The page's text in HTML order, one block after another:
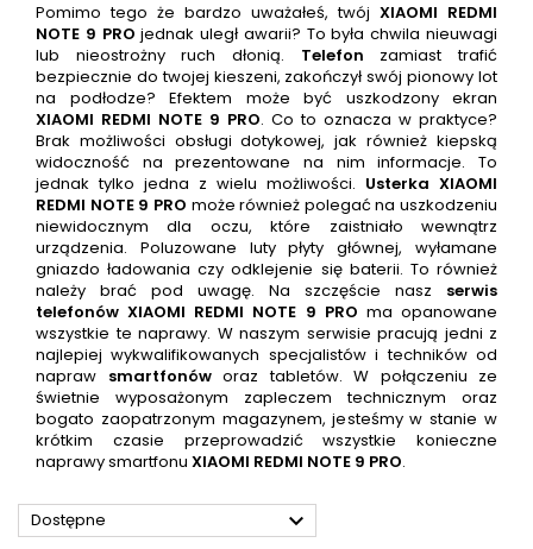
Pomimo tego że bardzo uważałeś, twój XIAOMI REDMI
NOTE 9 PROjednak uległ awarii? To była chwila nieuwagi
lub nieostrożny ruch dłonią. Telefon zamiast trafić
bezpiecznie do twojej kieszeni, zakończył swój pionowy lot
na podłodze? Efektem może być uszkodzony ekran
XIAOMI REDMI NOTE 9 PRO. Co to oznacza w praktyce?
Brak możliwości obsługi dotykowej, jak również kiepską
widoczność na prezentowane na nim informacje. To
jednak tylko jedna z wielu możliwości. Usterka XIAOMI
REDMI NOTE 9 PRO może również polegać na uszkodzeniu
niewidocznym dla oczu, które zaistniało wewnątrz
urządzenia. Poluzowane luty płyty głównej, wyłamane
gniazdo ładowania czy odklejenie się baterii. To również
należy brać pod uwagę. Na szczęście nasz serwis
telefonów XIAOMI REDMI NOTE 9 PRO ma opanowane
wszystkie te naprawy. W naszym serwisie pracują jedni z
najlepiej wykwalifikowanych specjalistów i techników od
napraw smartfonóworaz tabletów. W połączeniu ze
świetnie wyposażonym zapleczem technicznym oraz
bogato zaopatrzonym magazynem, jesteśmy w stanie w
krótkim czasie przeprowadzić wszystkie konieczne
naprawy smartfonu XIAOMI REDMI NOTE 9 PRO.
Dostępne 